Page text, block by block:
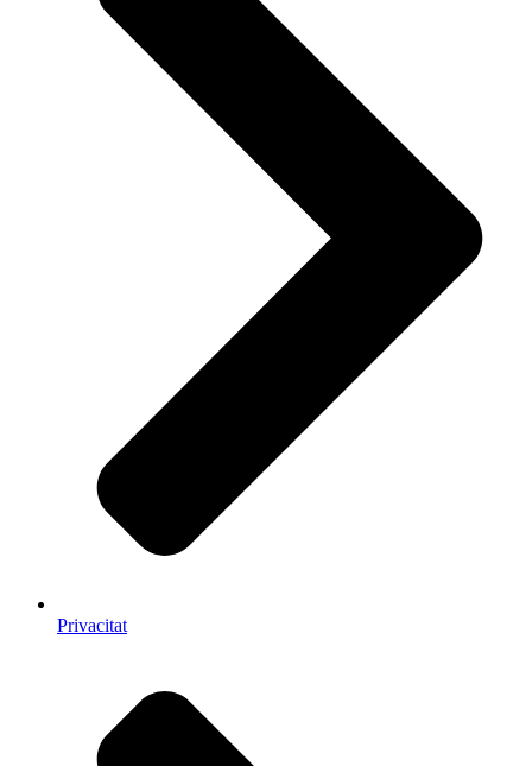
Privacitat